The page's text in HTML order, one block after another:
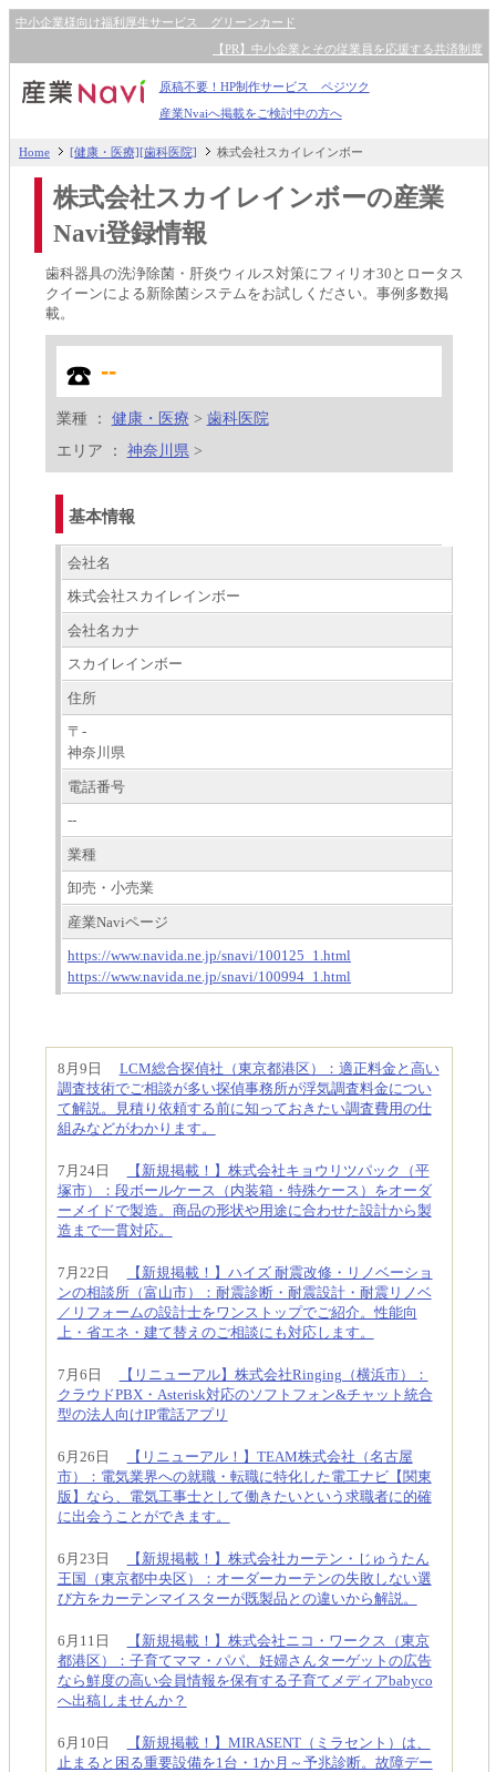
中小企業様向け福利厚生サービス グリーンカード
【PR】中小企業とその従業員を応援する共済制度
原稿不要！HP制作サービス ペジツク
産業Nvaiへ掲載をご検討中の方へ
Home [健康・医療][歯科医院] 株式会社スカイレインボー
株式会社スカイレインボーの産業
Navi登録情報
歯科器具の洗浄除菌・肝炎ウィルス対策にフィリオ30とロータス
クイーンによる新除菌システムをお試しください。事例多数掲
載。
--
業種 ： 健康・医療 > 歯科医院
エリア ： 神奈川県 >
基本情報
会社名
株式会社スカイレインボー
会社名カナ
スカイレインボー
住所
〒-
神奈川県
電話番号
--
業種
卸売・小売業
産業Naviページ
https://www.navida.ne.jp/snavi/100125_1.html
https://www.navida.ne.jp/snavi/100994_1.html
8月9日 LCM総合探偵社（東京都港区）：適正料金と高い
調査技術でご相談が多い探偵事務所が浮気調査料金につい
て解説。見積り依頼する前に知っておきたい調査費用の仕
組みなどがわかります。
7月24日
【新規掲載！】株式会社キョウリツパック（平
塚市）：段ボールケース（内装箱・特殊ケース）をオーダ
ーメイドで製造。商品の形状や用途に合わせた設計から製
造まで一貫対応。
7月22日
【新規掲載！】ハイズ 耐震改修・リノベーショ
ンの相談所（富山市）：耐震診断・耐震設計・耐震リノベ
／リフォームの設計士をワンストップでご紹介。性能向
上・省エネ・建て替えのご相談にも対応します。
7月6日
【リニューアル】株式会社Ringing（横浜市）：
クラウドPBX・Asterisk対応のソフトフォン&チャット統合
型の法人向けIP電話アプリ
6月26日
【リニューアル！】TEAM株式会社（名古屋
市）：電気業界への就職・転職に特化した電工ナビ【関東
版】なら、電気工事士として働きたいという求職者に的確
に出会うことができます。
6月23日
【新規掲載！】株式会社カーテン・じゅうたん
王国（東京都中央区）：オーダーカーテンの失敗しない選
び方をカーテンマイスターが既製品との違いから解説。
6月11日
【新規掲載！】株式会社ニコ・ワークス（東京
都港区）：子育てママ・パパ、妊婦さんターゲットの広告
なら鮮度の高い会員情報を保有する子育てメディアbabyco
へ出稿しませんか？
6月10日
【新規掲載！】MIRASENT（ミラセント）は、
止まると困る重要設備を1台・1か月～予兆診断。故障デー